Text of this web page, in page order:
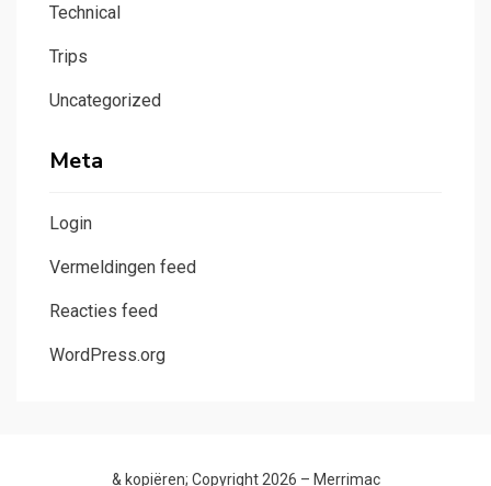
Technical
Trips
Uncategorized
Meta
Login
Vermeldingen feed
Reacties feed
WordPress.org
& kopiëren; Copyright 2026 – Merrimac